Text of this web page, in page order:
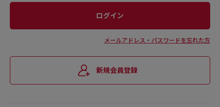
メールアドレス・パスワードを忘れた方
新規会員登録